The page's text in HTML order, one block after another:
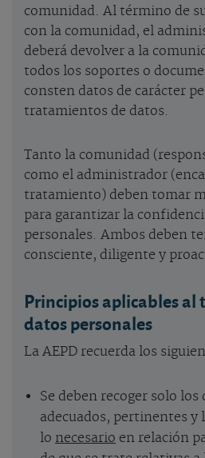
comunidad. Al término de
con la comunidad, el
deberá devolver a la
todos los soportes o
consten datos de carácter
tratamientos de datos.
Tanto la comunidad
como el administrador
tratamiento) deben tomar
para garantizar la
personales. Ambos deben
consciente, diligente y
Principios aplicables
datos personales
La AEPD recuerda los
Se deben recoger solo
adecuados, pertinentes y
lo necesario en relación